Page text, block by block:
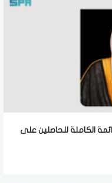
الكاملة للحاصلين على